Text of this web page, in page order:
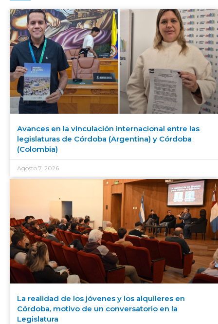
Avances en la vinculación internacional entre las
legislaturas de Córdoba (Argentina) y Córdoba
(Colombia)
Agosto 7, 2026
La realidad de los jóvenes y los alquileres en
Córdoba, motivo de un conversatorio en la
Legislatura